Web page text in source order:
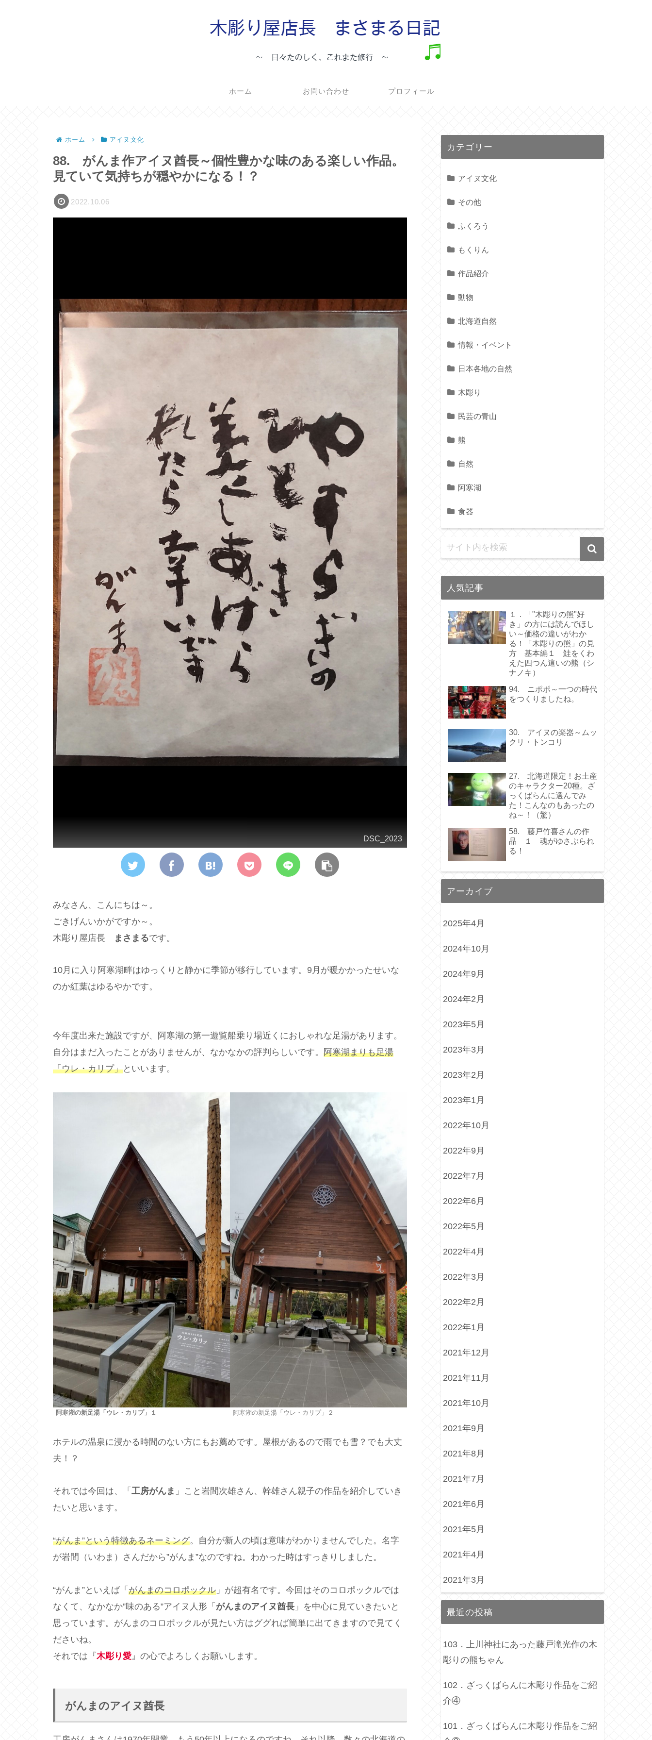
ホーム お問い合わせ プロフィール
ホーム アイヌ文化
88. がんま作アイヌ酋長～個性豊かな味のある楽しい作品。
見ていて気持ちが穏やかになる！？
2022.10.06
DSC_2023
みなさん、こんにちは～。
ごきげんいかがですか～。
木彫り屋店長
まさまるです。
10月に入り阿寒湖畔はゆっくりと静かに季節が移行しています。9月が暖かかったせいな
のか紅葉はゆるやかです。
今年度出来た施設ですが、阿寒湖の第一遊覧船乗り場近くにおしゃれな足湯があります。
自分はまだ入ったことがありませんが、なかなかの評判らしいです。 阿寒湖まりも足湯
「ウレ・カリプ」といいます。
阿寒湖の新足湯「ウレ・カリプ」１ 阿寒湖の新足湯「ウレ・カリプ」２
ホテルの温泉に浸かる時間のない方にもお薦めです。屋根があるので雨でも雪？でも大丈
夫！？
それでは今回は、「 工房がんま 」こと岩間次雄さん、幹雄さん親子の作品を紹介していき
たいと思います。
“がんま”という特徴あるネーミング。自分が新人の頃は意味がわかりませんでした。名字
が岩間（いわま）さんだから”がんま”なのですね。わかった時はすっきりしました。
“がんま”といえば「 がんまのコロポックル 」が超有名です。今回はそのコロポックルでは
なくて、なかなか”味のある”アイヌ人形「 がんまのアイヌ酋長 」を中心に見ていきたいと
思っています。がんまのコロポックルが見たい方はググれば簡単に出てきますので見てく
ださいね。
それでは『木彫り愛 』の心でよろしくお願いします。
がんまのアイヌ酋長
カテゴリー
アイヌ文化
その他
ふくろう
もくりん
作品紹介
動物
北海道自然
情報・イベント
日本各地の自然
木彫り
民芸の青山
熊
自然
阿寒湖
食器
人気記事
１．「"木彫りの熊"好
き」の方には読んでほし
い～価格の違いがわか
る！「木彫りの熊」の見
方 基本編１ 鮭をくわ
えた四つん這いの熊（シ
ナノキ）
94. ニポポ～一つの時代
をつくりましたね。
30. アイヌの楽器～ムッ
クリ・トンコリ
27. 北海道限定！お土産
のキャラクター20種。ざ
っくばらんに選んでみ
た！こんなのもあったの
ね～！（驚）
58. 藤戸竹喜さんの作
品 １ 魂がゆさぶられ
る！
アーカイブ
2025年4月
2024年10月
2024年9月
2024年2月
2023年5月
2023年3月
2023年2月
2023年1月
2022年10月
2022年9月
2022年7月
2022年6月
2022年5月
2022年4月
2022年3月
2022年2月
2022年1月
2021年12月
2021年11月
2021年10月
2021年9月
2021年8月
2021年7月
2021年6月
2021年5月
2021年4月
2021年3月
最近の投稿
103．上川神社にあった藤戸滝光作の木
彫りの熊ちゃん
102．ざっくばらんに木彫り作品をご紹
介④
101．ざっくばらんに木彫り作品をご紹